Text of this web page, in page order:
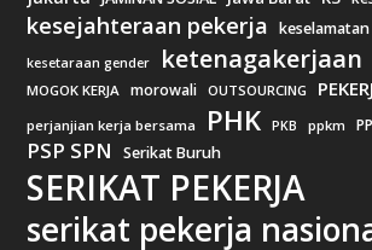
kesejahteraan pekerja
kesetaraan gender ketenagakerjaan
MOGOK KERJA morowali OUTSOURCING
perjanjian kerja bersama PHK PKB ppkm
PSP SPN Serikat Buruh
SERIKAT PEKERJA
serikat pekerja